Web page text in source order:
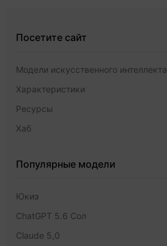
Посетите сайт
Модели искусственного интеллекта
Характеристики
Ресурсы
Хаб
Популярные модели
Юкиэ
ChatGPT 5.6 Сол
Claude 5,0